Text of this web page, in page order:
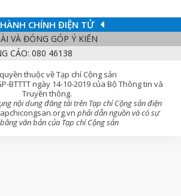
HÀNH CHÍNH ĐIỆN TỬ
VÀ ĐÓNG GÓP Ý KIẾN
CÁO: 080 46138
thuộc về Tạp chí Cộng sản
BTTTT ngày 14-10-2019 của Bộ Thông tin và
Truyền thông.
nội dung đăng tải trên Tạp chí Cộng sản điện
phải dẫn nguồn và có sự
văn bản của Tạp chí Cộng sản